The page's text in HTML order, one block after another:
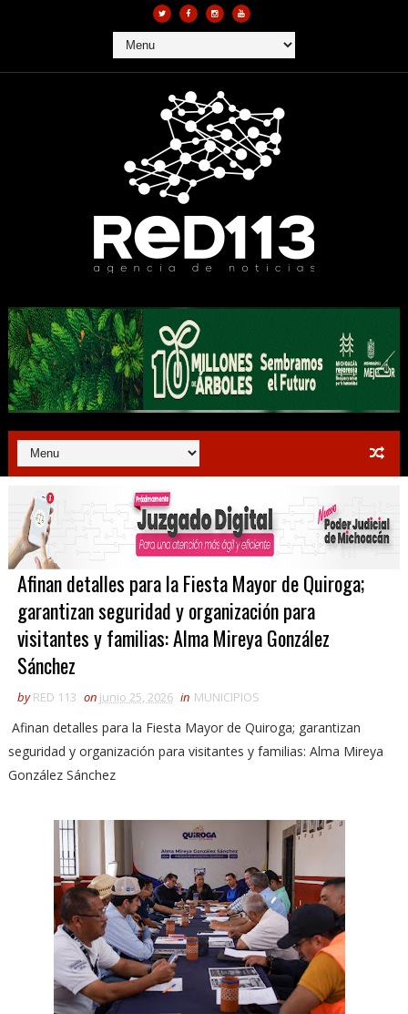
Afinan detalles para la Fiesta Mayor de Quiroga;
garantizan seguridad y organización para
visitantes y familias: Alma Mireya González
Sánchez
by RED 113 on junio 25, 2026 in MUNICIPIOS
Afinan detalles para la Fiesta Mayor de Quiroga; garantizan
seguridad y organización para visitantes y familias: Alma Mireya
González Sánchez